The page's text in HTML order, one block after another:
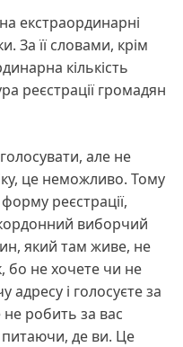
екстраординарні
За її словами, крім
кількість
реєстрації громадян
але не
це неможливо. Тому
реєстрації,
виборчий
який там живе, не
бо не хочете чи не
і голосуєте за
не робить за вас
де ви. Це